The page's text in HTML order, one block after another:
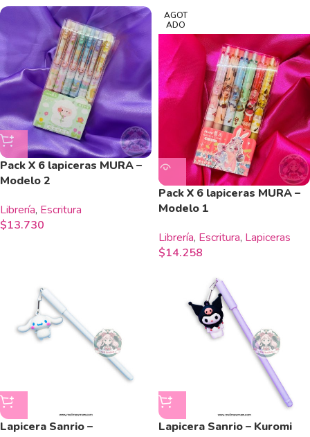
Pack X 6 lapiceras MURA –
Modelo 2
Librería, Escritura
$13.730
AGOT
ADO
Pack X 6 lapiceras MURA –
Modelo 1
Librería, Escritura, Lapiceras
$14.258
Lapicera Sanrio –
Lapicera Sanrio – Kuromi